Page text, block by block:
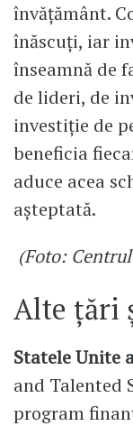
învățământ.
înăscuți, iar
înseamnă de
de lideri, de
investiție de
beneficia
aduce acea
așteptată.
(Foto:
Alte țări
Statele Unite
and Talented
program